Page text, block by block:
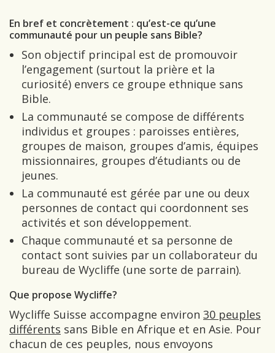
En bref et concrètement : qu’est-ce qu’une
communauté pour un peuple sans Bible?
Son objectif principal est de promouvoir
l’engagement (surtout la prière et la
curiosité) envers ce groupe ethnique sans
Bible.
La communauté se compose de différents
individus et groupes : paroisses entières,
groupes de maison, groupes d’amis, équipes
missionnaires, groupes d’étudiants ou de
jeunes.
La communauté est gérée par une ou deux
personnes de contact qui coordonnent ses
activités et son développement.
Chaque communauté et sa personne de
contact sont suivies par un collaborateur du
bureau de Wycliffe (une sorte de parrain).
Que propose Wycliffe?
Wycliffe Suisse accompagne environ 30 peuples
différents sans Bible en Afrique et en Asie. Pour
chacun de ces peuples, nous envoyons